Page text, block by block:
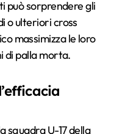
può sorprendere gli
o ulteriori cross
massimizza le loro
di palla morta.
squadra U-17 della